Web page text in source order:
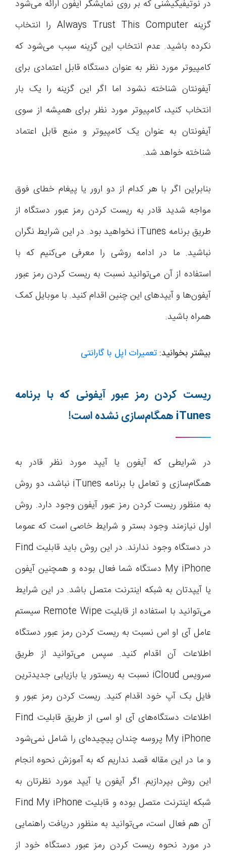
در نوتیفیکیشنی که بر روی نمایشگر آیفون ارائه می‌شود
گزینه Always Trust This Computer را انتخاب
نکرده باشید. عدم انتخاب این گزینه سبب می‌شود که
کامپیوتر مورد نظر به عنوان دستگاه قابل اعتمادی برای
آیفونتان شناخته نشود اما اگر این گزینه را یک بار
انتخاب کنید، کامپیوتر مورد نظر برای همیشه از سوی
آیفونتان به عنوان یک کامپیوتر و منبع قابل اعتماد
شناخته خواهد شد.
بنابراین اگر با هر کدام از دو ارور یا پیغام خطای فوق
مواجه شدید قادر به ریست کردن رمز عبور دستگاه از
طریق برنامه iTunes نخواهید بود. در این شرایط نگران
نباشید. ما در ادامه روشی را معرفی می‌کنیم که با
استفاده از آن می‌توانید نسبت به ریست کردن رمز عبور
آیفون‌ها و آیپدهای این چنین اقدام کنید. با موبایل کمک
همراه باشید.
بیشتر بخوانید: تعمیرات اپل با گارانتی
ریست کردن رمز عبور آیفونی که با برنامه
iTunes همگام‌سازی نشده است!
در شرایطی که آیفون یا آیپد مورد نظر قادر به
همگام‌سازی و تعامل با برنامه iTunes نباشد، دو روش
به منظور ریست کردن رمز عبور آیفون وجود دارد. روش
اول نیازمند وجود بستر و شرایط خاصی است که عموما
در دستگاه وجود ندارند. در این روش باید قابلیت Find
My iPhone دستگاه شما فعال بوده و همچنین آیفون
یا آیپدتان به شبکه اینترنت متصل باشد. در این شرایط
می‌توانید با استفاده از قابلیت Remote Wipe سیستم
عامل آی او اس نسبت به ریست کردن رمز عبور دستگاه
اطلاعات آن اقدام کنید. سپس می‌توانید از طریق
سرویس iCloud نسبت به ریستور یا بازیابی جدیدترین
فایل بک آپ خود اقدام کنید. ریست کردن رمز عبور و
اطلاعات دستگاه‌های آی او اسی از طریق قابلیت Find
My iPhone پروسه چندان پیچیده‌ای را شامل نمی‌شود
و ما در این مقاله قصد نداریم که به آموزش نحوه انجام
این روش بپردازیم. اگر آیفون یا آیپد مورد نظرتان به
شبکه اینترنت متصل بوده و قابلیت Find My iPhone
آن هم فعال است، می‌توانید به منظور دریافت راهنمایی
در مورد نحوه ریست کردن رمز عبور دستگاه خود از